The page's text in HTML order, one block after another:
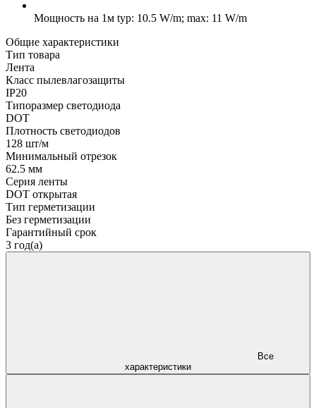
Мощность на 1м typ: 10.5 W/m; max: 11 W/m
Общие характеристики
Тип товара
Лента
Класс пылевлагозащиты
IP20
Типоразмер светодиода
DOT
Плотность светодиодов
128 шт/м
Минимальный отрезок
62.5 мм
Серия ленты
DOT открытая
Тип герметизации
Без герметизации
Гарантийный срок
3 год(а)
характеристики